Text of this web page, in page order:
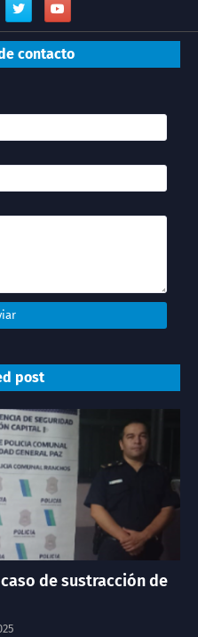
contacto
post
de sustracción de